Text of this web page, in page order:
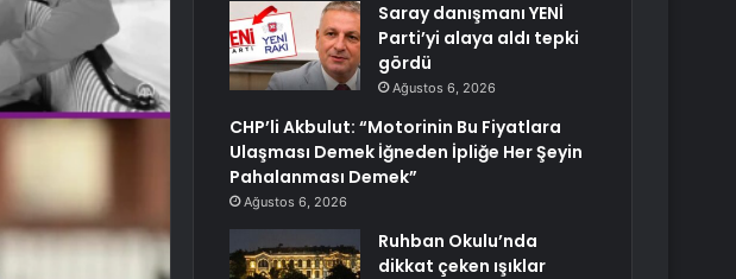
Saray danışmanı YENİ
Parti’yi alaya aldı tepki
gördü
Ağustos 6, 2026
CHP’li Akbulut: “Motorinin Bu Fiyatlara
Ulaşması Demek İğneden İpliğe Her Şeyin
Pahalanması Demek”
Ağustos 6, 2026
Ruhban Okulu’nda
dikkat çeken ışıklar